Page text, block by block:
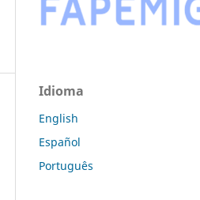
Idioma
English
Español
Português